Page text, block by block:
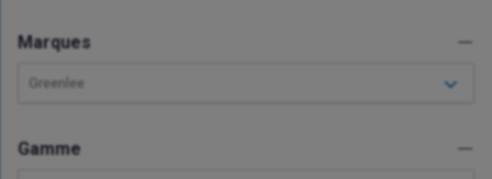
Marques
Greenlee
Gamme